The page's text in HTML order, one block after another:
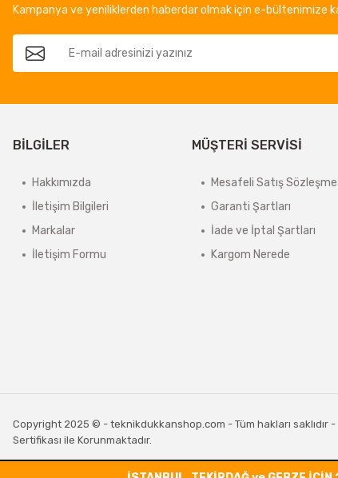
Kampanya ve yeniliklerden haberdar olmak için e-bültenimize
BİLGİLER
Hakkımızda
İletişim Bilgileri
Markalar
İletişim Formu
MÜŞTERİ SERVİSİ
Mesafeli Satış
Garanti Şartları
İade ve İptal Şartları
Kargom Nerede
Copyright 2025 © - teknikdukkanshop.com - Tüm hakları saklıdır
Sertifikası ile Korunmaktadır.